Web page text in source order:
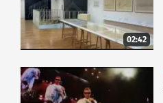
02:42